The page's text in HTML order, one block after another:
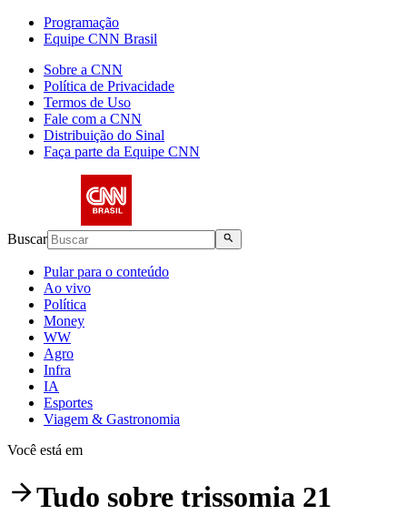
Programação
Equipe CNN Brasil
Sobre a CNN
Política de Privacidade
Termos de Uso
Fale com a CNN
Distribuição do Sinal
Faça parte da Equipe CNN
Buscar
Pular para o conteúdo
Ao vivo
Política
Money
WW
Agro
Infra
IA
Esportes
Viagem & Gastronomia
Você está em
Tudo sobre trissomia 21